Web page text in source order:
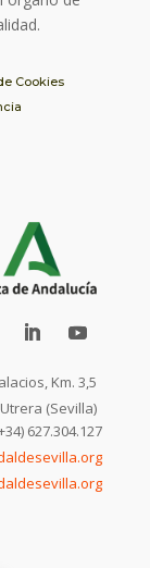
Cookies
Km. 3,5
(Sevilla)
627.304.127